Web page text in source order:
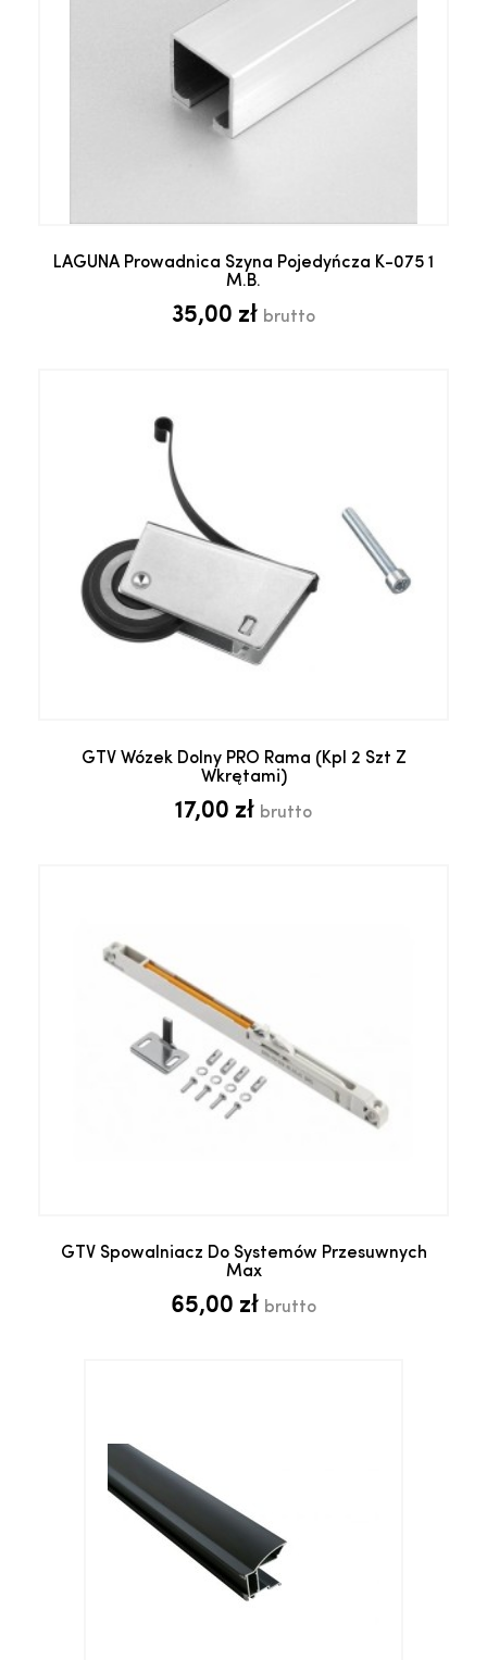
LAGUNA Prowadnica Szyna Pojedyńcza K-075 1
M.b.
35,00 zł brutto
GTV Wózek Dolny PRO Rama (kpl 2 Szt Z
Wkrętami)
17,00 zł brutto
GTV Spowalniacz Do Systemów Przesuwnych
Max
65,00 zł brutto